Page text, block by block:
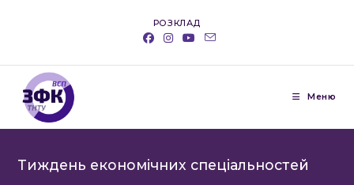
РОЗКЛАД
Меню
Тиждень економічних спеціальностей